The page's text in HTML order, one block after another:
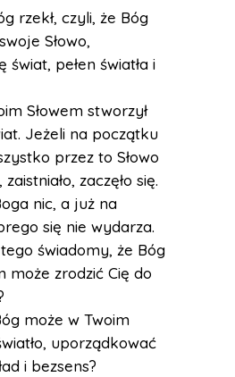
rzekł, czyli, że Bóg
Słowo,
świat, pełen światła i
Słowem stworzył
Jeżeli na początku
przez to Słowo
zaczęło się.
nic, a już na
się nie wydarza.
świadomy, że Bóg
może zrodzić Cię do
może w Twoim
uporządkować
i bezsens?